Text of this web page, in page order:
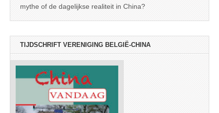
mythe of de dagelijkse realiteit in China?
TIJDSCHRIFT VERENIGING BELGIË-CHINA